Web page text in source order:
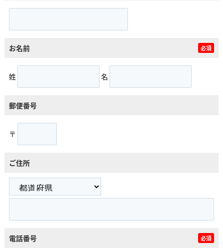
お名前 必須
姓 名
郵便番号
〒
ご住所
電話番号 必須